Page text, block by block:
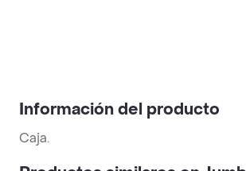
Información del producto
Caja.